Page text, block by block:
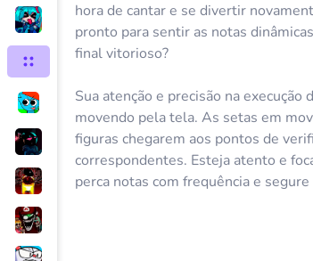
hora de cantar e se divertir
pronto para sentir as notas
final vitorioso?
Sua atenção e precisão na
movendo pela tela. As setas em
figuras chegarem aos pontos de
correspondentes. Esteja atento e
perca notas com frequência e